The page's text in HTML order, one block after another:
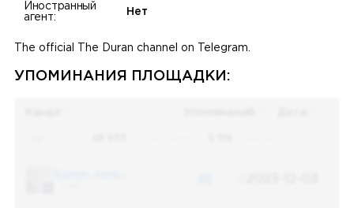
Иностранный
агент:
Нет
The official The Duran channel on Telegram.
УПОМИНАНИЯ ПЛОЩАДКИ: